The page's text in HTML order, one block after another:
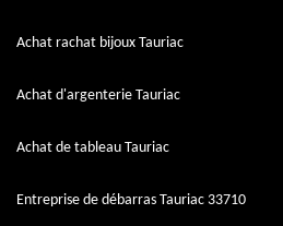
Achat rachat bijoux Tauriac
Achat d'argenterie Tauriac
Achat de tableau Tauriac
Entreprise de débarras Tauriac 33710